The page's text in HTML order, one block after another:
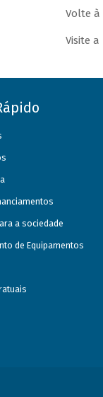
Volte à
Visite a
a sociedade
de Equipamentos